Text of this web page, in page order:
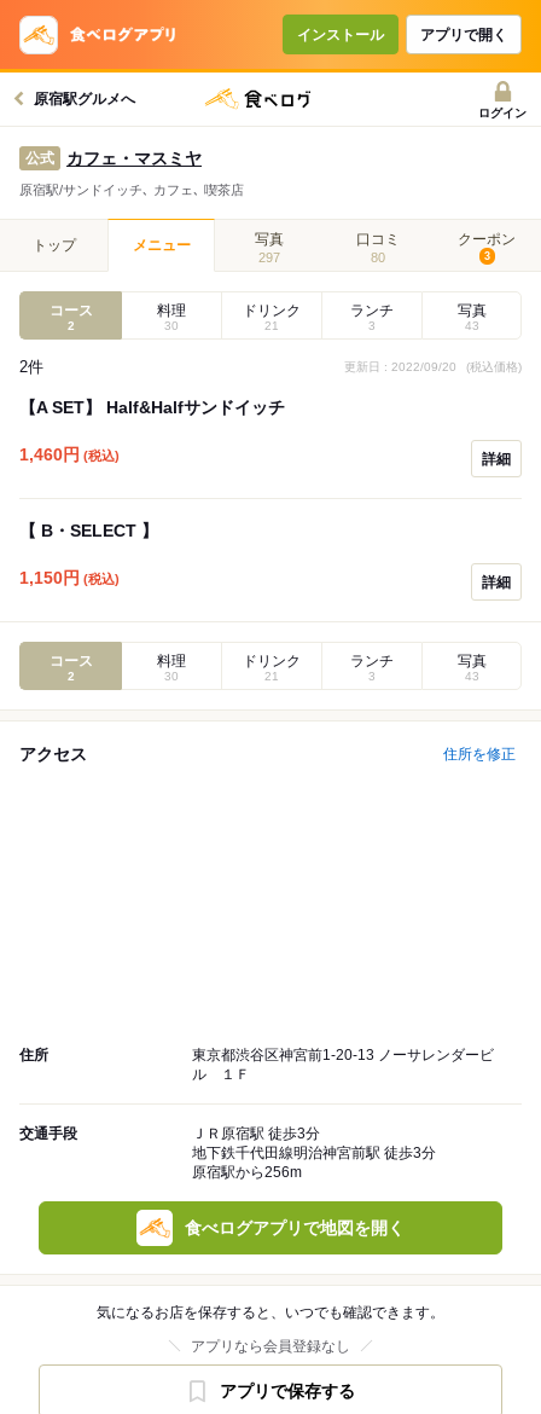
インストール アプリで開く
原宿駅グルメへ
ログイン
公式 カフェ・マスミヤ
原宿駅/サンドイッチ､ カフェ､ 喫茶店
トップ メニュー 写真
297
口コミ
80
クーポン
3
コース
2
料理
30
ドリンク
21
ランチ
3
写真
43
2件 更新日 : 2022/09/20 (税込価格)
【A SET】 Half&Halfサンドイッチ
1,460円 (税込) 詳細
【 B・SELECT 】
1,150円 (税込) 詳細
コース
2
料理
30
ドリンク
21
ランチ
3
写真
43
アクセス 住所を修正
住所
東京都渋谷区神宮前1-20-13 ノーサレンダービ
ル １Ｆ
交通手段
ＪＲ原宿駅 徒歩3分
地下鉄千代田線明治神宮前駅 徒歩3分
原宿駅から256m
食べログアプリで地図を開く
気になるお店を保存すると、いつでも確認できます。
アプリなら会員登録なし
アプリで保存する
コースで使えるクーポン
戻る
クーポンを利用せず予約する